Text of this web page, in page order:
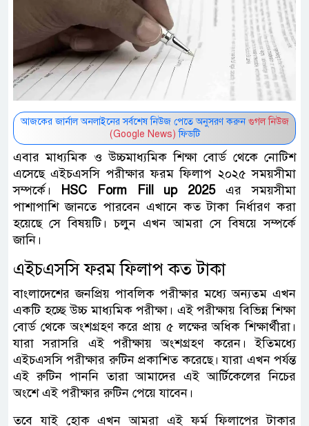
আজকের জার্নাল অনলাইনের সর্বশেষ নিউজ পেতে অনুসরণ করুন গুগল নিউজ
(Google News) ফিডটি
এবার মাধ্যমিক ও উচ্চমাধ্যমিক শিক্ষা বোর্ড থেকে নোটিশ
এসেছে এইচএসসি পরীক্ষার ফরম ফিলাপ ২০২৫ সময়সীমা
সম্পর্কে।
HSC Form Fill up 2025এর সময়সীমা
পাশাপাশি জানতে পারবেন এখানে কত টাকা নির্ধারণ করা
হয়েছে সে বিষয়টি। চলুন এখন আমরা সে বিষয়ে সম্পর্কে
জানি।
এইচএসসি ফরম ফিলাপ কত টাকা
বাংলাদেশের জনপ্রিয় পাবলিক পরীক্ষার মধ্যে অন্যতম এখন
একটি হচ্ছে উচ্চ মাধ্যমিক পরীক্ষা। এই পরীক্ষায় বিভিন্ন শিক্ষা
বোর্ড থেকে অংশগ্রহণ করে প্রায় ৫ লক্ষের অধিক শিক্ষার্থীরা।
যারা সরাসরি এই পরীক্ষায় অংশগ্রহণ করেন। ইতিমধ্যে
এইচএসসি পরীক্ষার রুটিন প্রকাশিত করেছে। যারা এখন পর্যন্ত
এই রুটিন পাননি তারা আমাদের এই আর্টিকেলের নিচের
অংশে এই পরীক্ষার রুটিন পেয়ে যাবেন।
তবে যাই হোক এখন আমরা এই ফর্ম ফিলাপের টাকার